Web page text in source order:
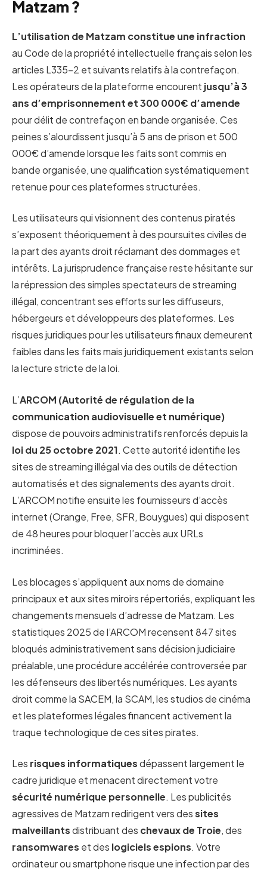
Matzam ?
L’utilisation de Matzam constitue une infraction
au Code de la propriété intellectuelle français selon les
articles L335-2 et suivants relatifs à la contrefaçon.
Les opérateurs de la plateforme encourent jusqu’à 3
ans d’emprisonnement et 300 000€ d’amende
pour délit de contrefaçon en bande organisée. Ces
peines s’alourdissent jusqu’à 5 ans de prison et 500
000€ d’amende lorsque les faits sont commis en
bande organisée, une qualification systématiquement
retenue pour ces plateformes structurées.
Les utilisateurs qui visionnent des contenus piratés
s’exposent théoriquement à des poursuites civiles de
la part des ayants droit réclamant des dommages et
intérêts. La jurisprudence française reste hésitante sur
la répression des simples spectateurs de streaming
illégal, concentrant ses efforts sur les diffuseurs,
hébergeurs et développeurs des plateformes. Les
risques juridiques pour les utilisateurs finaux demeurent
faibles dans les faits mais juridiquement existants selon
la lecture stricte de la loi.
L’ARCOM (Autorité de régulation de la
communication audiovisuelle et numérique)
dispose de pouvoirs administratifs renforcés depuis la
loi du 25 octobre 2021. Cette autorité identifie les
sites de streaming illégal via des outils de détection
automatisés et des signalements des ayants droit.
L’ARCOM notifie ensuite les fournisseurs d’accès
internet (Orange, Free, SFR, Bouygues) qui disposent
de 48 heures pour bloquer l’accès aux URLs
incriminées.
Les blocages s’appliquent aux noms de domaine
principaux et aux sites miroirs répertoriés, expliquant les
changements mensuels d’adresse de Matzam. Les
statistiques 2025 de l’ARCOM recensent 847 sites
bloqués administrativement sans décision judiciaire
préalable, une procédure accélérée controversée par
les défenseurs des libertés numériques. Les ayants
droit comme la SACEM, la SCAM, les studios de cinéma
et les plateformes légales financent activement la
traque technologique de ces sites pirates.
Les risques informatiquesdépassent largement le
cadre juridique et menacent directement votre
sécurité numérique personnelle. Les publicités
agressives de Matzam redirigent vers dessites
malveillantsdistribuant des chevaux de Troie, des
ransomwares et des logiciels espions. Votre
ordinateur ou smartphone risque une infection par des